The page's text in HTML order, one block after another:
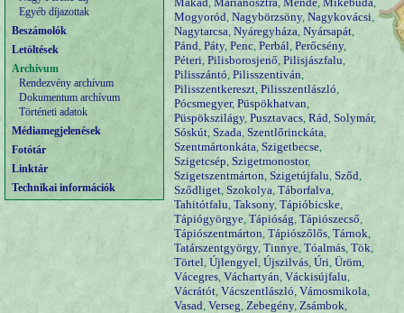
Egyéb díjazottak
Beszámolók
Letöltések
Archívum
Rendezvény archívum
Dokumentum archívum
Történeti adatok
Médiamegjelenések
Fotótár
Linktár
Technikai információk
Mogyoród, Nagybörzsöny, Nagykovácsi,
Nagytarcsa, Nyáregyháza, Nyársapát,
Pánd, Páty, Penc, Perbál, Perőcsény,
Péteri, Pilisborosjenő, Pilisjászfalu,
Pilisszántó, Pilisszentiván,
Pilisszentkereszt, Pilisszentlászló,
Pócsmegyer, Püspökhatvan,
Püspökszilágy, Pusztavacs, Rád, Solymár,
Sóskút, Szada, Szentlőrinckáta,
Szentmártonkáta, Szigetbecse,
Szigetcsép, Szigetmonostor,
Szigetszentmárton, Szigetújfalu, Sződ,
Sződliget, Szokolya, Táborfalva,
Tahitótfalu, Taksony, Tápióbicske,
Tápiógyörgye, Tápióság, Tápiószecső,
Tápiószentmárton, Tápiószőlős, Tárnok,
Tatárszentgyörgy, Tinnye, Tóalmás, Tök,
Törtel, Újlengyel, Újszilvás, Úri, Üröm,
Vácegres, Váchartyán, Váckisújfalu,
Vácrátót, Vácszentlászló, Vámosmikola,
Vasad, Verseg, Zebegény, Zsámbok,